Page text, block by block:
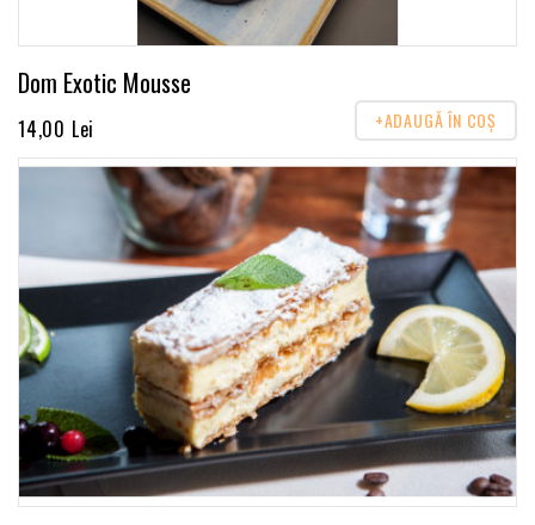
Dom Exotic Mousse
14,00 Lei +ADAUGĂ ÎN COŞ